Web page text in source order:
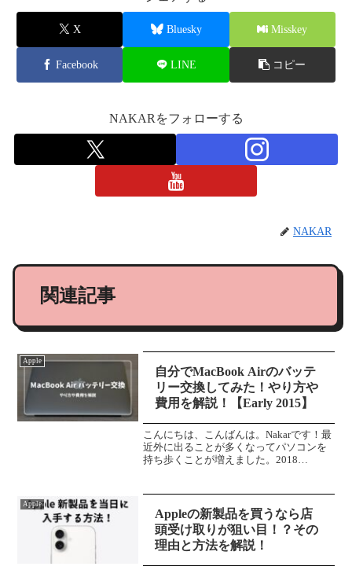
X Bluesky Misskey
Facebook LINE コピー
NAKARをフォローする
NAKAR
関連記事
Apple
自分でMacBook Airのバッテ
リー交換してみた！やり方や
費用を解説！【Early 2015】
こんにちは、こんばんは。Nakarです！最
近外に出ることが多くなってパソコンを
持ち歩くことが増えました。2018
動画編集やコーディングでフル稼働して
いた...
Apple
Appleの新製品を買うなら店
頭受け取りが狙い目！？その
理由と方法を解説！